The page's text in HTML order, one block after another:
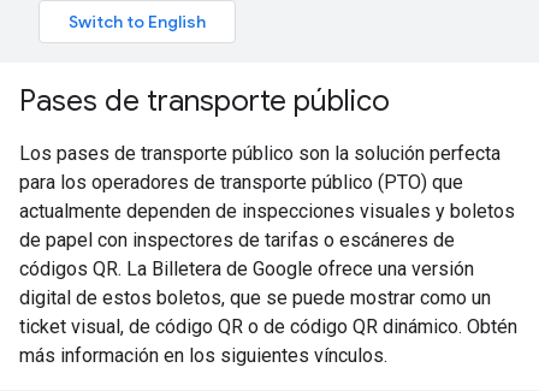
Pases de transporte público
Los pases de transporte público son la solución perfecta
para los operadores de transporte público (PTO) que
actualmente dependen de inspecciones visuales y boletos
de papel con inspectores de tarifas o escáneres de
códigos QR. La Billetera de Google ofrece una versión
digital de estos boletos, que se puede mostrar como un
ticket visual, de código QR o de código QR dinámico. Obtén
más información en los siguientes vínculos.